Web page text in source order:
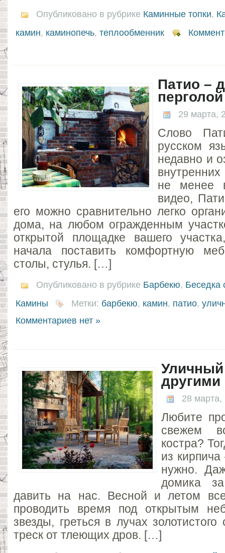
Опубликовано в рубрике Каминные топки,
камин, каминопечь, теплообменник
Патио –
29 марта,
Слово
русском
недавно и
не менее
видео,
его можно сравнительно легко
дома, на любом огражденным
открытой площадке вашего
начала поставить комфортную
столы, стулья. […]
Опубликовано в рубрике Барбекю, Беседка
Камины
Метки: барбекю, камин, патио,
Комментариев нет »
другими
28
Любите
свежем
костра?
из
нужно.
домика
давить на нас. Весной и летом
проводить время под открытым
звезды, греться в лучах
треск от тлеющих дров. […]